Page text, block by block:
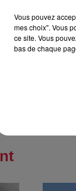
de
vue de
: 10 mai 2021
Vous pouvez
mes choix". Vous
ce site. Vous
bas de chaque